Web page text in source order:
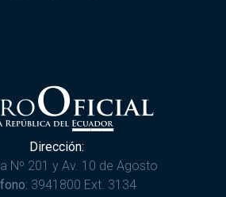
Dirección:
Nº 201 y Av. 10 de Agosto
3941800 Ext. 3134